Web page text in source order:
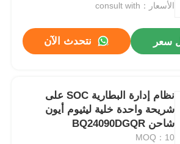
الأسعار：consult with
سعر نتحدث الآن
نظام إدارة البطارية SOC على
شريحة واحدة خلية ليثيوم أيون
شاحن BQ24090DGQR
MOQ：10